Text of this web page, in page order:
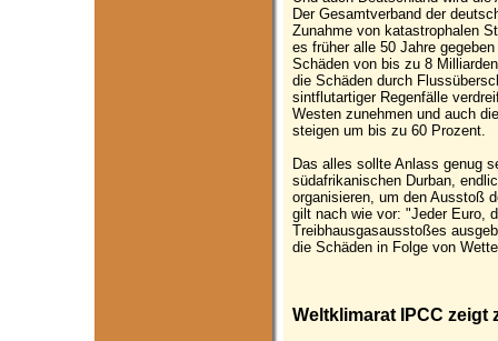
Der Gesamtverband der
Zunahme von katastrophalen
es früher alle 50 Jahre
Schäden von bis zu 8
die Schäden durch
sintflutartiger Regenfälle
Westen zunehmen und auch
steigen um bis zu 60 Prozent.
Das alles sollte Anlass genug
südafrikanischen Durban,
organisieren, um den Ausstoß
gilt nach wie vor: "Jeder Euro,
Treibhausgasausstoßes
die Schäden in Folge von
Weltklimarat IPCC